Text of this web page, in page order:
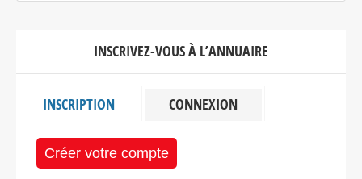
INSCRIVEZ-VOUS À L’ANNUAIRE
INSCRIPTION CONNEXION
Créer votre compte